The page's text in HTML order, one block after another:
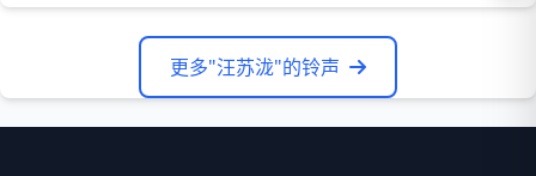
更多"汪苏泷"的铃声